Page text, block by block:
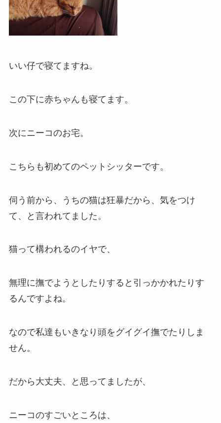
いい仔で寝てますね。
この下に赤ちゃんも寝てます。
次にニーコのお宅。
こちらも初めてのペットシッターです。
伺う前から、うちの猫は狂暴だから、気をつけ
て、と言われてました。
猫って構われるのイヤで、
無理に撫でようとしたりすると引っかかれたりす
るんですよね。
なので私達もいきなり頭をグイグイ撫でたりしま
せん。
だから大丈夫、と思ってましたが、
ニーコのすごいところは、